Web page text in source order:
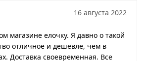
16 августа 2022
магазине елочку. Я давно о такой
отличное и дешевле, чем в
Доставка своевременная. Все